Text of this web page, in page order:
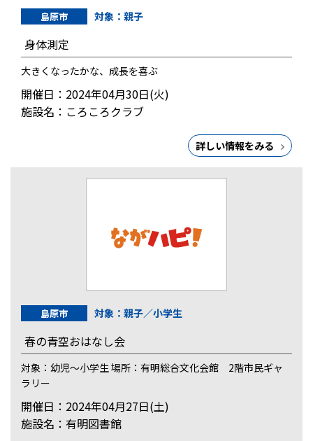
島原市 対象：親子
身体測定
大きくなったかな、成長を喜ぶ
開催日：2024年04月30日(火)
施設名：ころころクラブ
詳しい情報をみる
島原市 対象：親子／小学生
春の青空おはなし会
対象：幼児～小学生 場所：有明総合文化会館 2階市民ギャ
ラリー
開催日：2024年04月27日(土)
施設名：有明図書館